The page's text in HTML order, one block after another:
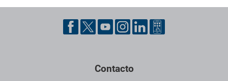
Pie de página con información de contacto, redes sociales y
Contacto